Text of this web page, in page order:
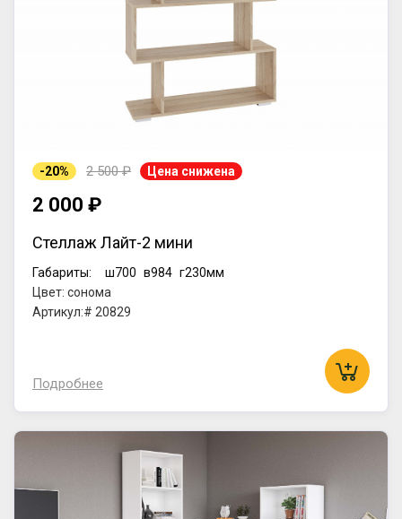
-20% 2 500 ₽ Цена снижена
2 000 ₽
Стеллаж Лайт-2 мини
Габариты: ш700 в984 г230мм
Цвет: сонома
Артикул:# 20829
Подробнее